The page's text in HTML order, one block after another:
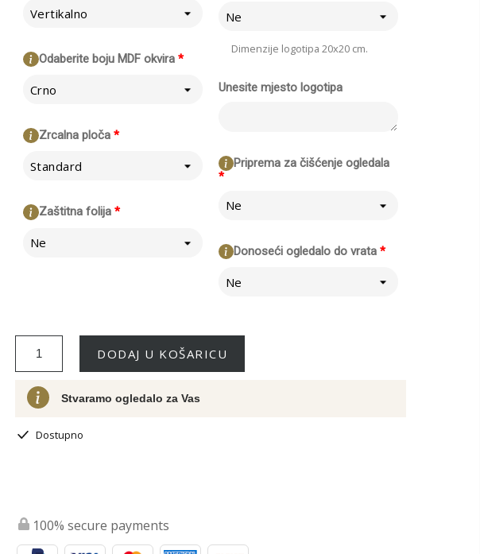
Vertikalno
*
Odaberite boju MDF okvira
Crno
*
Zrcalna ploča
Standard
*
Zaštitna folija
Ne
Ne
Dimenzije logotipa 20x20 cm.
Unesite mjesto logotipa
*
Priprema za čišćenje ogledala
Ne
*
Donoseći ogledalo do vrata
Ne
DODAJ U KOŠARICU
Stvaramo ogledalo za Vas
Dostupno
100% secure payments